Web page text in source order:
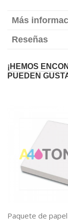
Más
Reseñas
¡HEMOS
PUEDEN